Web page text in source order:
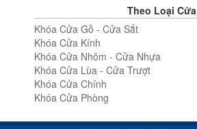
Theo Loại Cửa
Khóa Cửa Gỗ - Cửa Sắt
Khóa Cửa Kính
Khóa Cửa Nhôm - Cửa Nhựa
Khóa Cửa Lùa - Cửa Trượt
Khóa Cửa Chính
Khóa Cửa Phòng